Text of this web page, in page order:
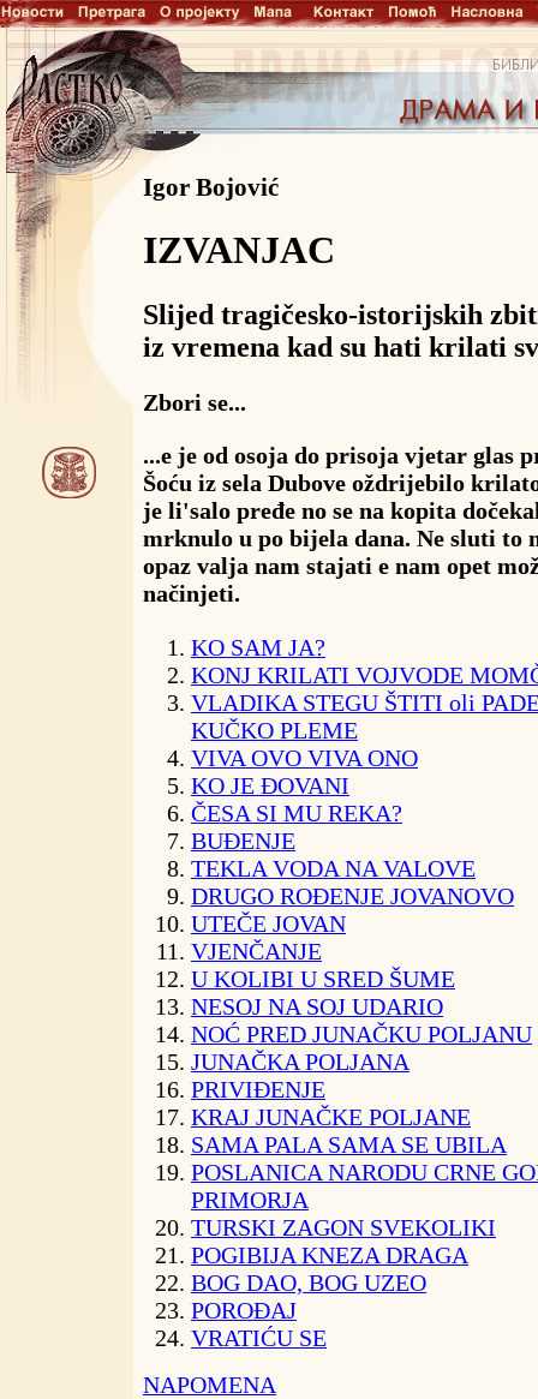
Igor Bojović
IZVANJAC
Slijed tragičesko-istorijskih
iz vremena kad su hati krilati
Zbori se...
...e je od osoja do prisoja vjetar glas
Šoću iz sela Dubove oždrijebilo
je li'salo pređe no se na kopita
mrknulo u po bijela dana. Ne sluti to
opaz valja nam stajati e nam opet
načinjeti.
KO SAM JA?
KONJ KRILATI VOJVODE
VLADIKA STEGU ŠTITI oli
KUČKO PLEME
VIVA OVO VIVA ONO
KO JE ĐOVANI
ČESA SI MU REKA?
BUĐENJE
TEKLA VODA NA VALOVE
DRUGO ROĐENJE JOVANOVO
UTEČE JOVAN
VJENČANJE
U KOLIBI U SRED ŠUME
NESOJ NA SOJ UDARIO
NOĆ PRED JUNAČKU POLJANU
JUNAČKA POLJANA
PRIVIĐENJE
KRAJ JUNAČKE POLJANE
SAMA PALA SAMA SE UBILA
POSLANICA NARODU CRNE
PRIMORJA
TURSKI ZAGON SVEKOLIKI
POGIBIJA KNEZA DRAGA
BOG DAO, BOG UZEO
POROĐAJ
VRATIĆU SE
NAPOMENA